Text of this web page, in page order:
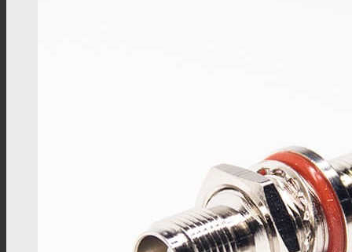
MMCX连接器